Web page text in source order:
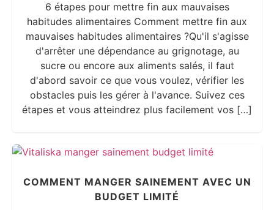
6 étapes pour mettre fin aux mauvaises
habitudes alimentaires Comment mettre fin aux
mauvaises habitudes alimentaires ?Qu'il s'agisse
d'arrêter une dépendance au grignotage, au
sucre ou encore aux aliments salés, il faut
d'abord savoir ce que vous voulez, vérifier les
obstacles puis les gérer à l'avance. Suivez ces
étapes et vous atteindrez plus facilement vos […]
COMMENT MANGER SAINEMENT AVEC UN
BUDGET LIMITÉ